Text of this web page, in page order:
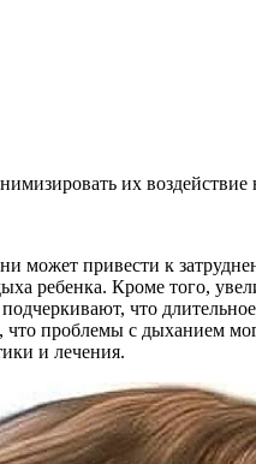
их воздействие
может привести к
ребенка. Кроме того,
что
проблемы с дыханием
и лечения.